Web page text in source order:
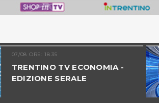
07/08 ORE: 18.35
TRENTINO TV ECONOMIA -
EDIZIONE SERALE